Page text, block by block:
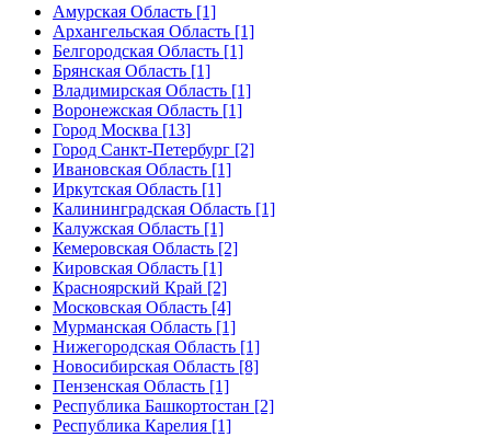
Амурская Область [1]
Архангельская Область [1]
Белгородская Область [1]
Брянская Область [1]
Владимирская Область [1]
Воронежская Область [1]
Город Москва [13]
Город Санкт-Петербург [2]
Ивановская Область [1]
Иркутская Область [1]
Калининградская Область [1]
Калужская Область [1]
Кемеровская Область [2]
Кировская Область [1]
Красноярский Край [2]
Московская Область [4]
Мурманская Область [1]
Нижегородская Область [1]
Новосибирская Область [8]
Пензенская Область [1]
Республика Башкортостан [2]
Республика Карелия [1]